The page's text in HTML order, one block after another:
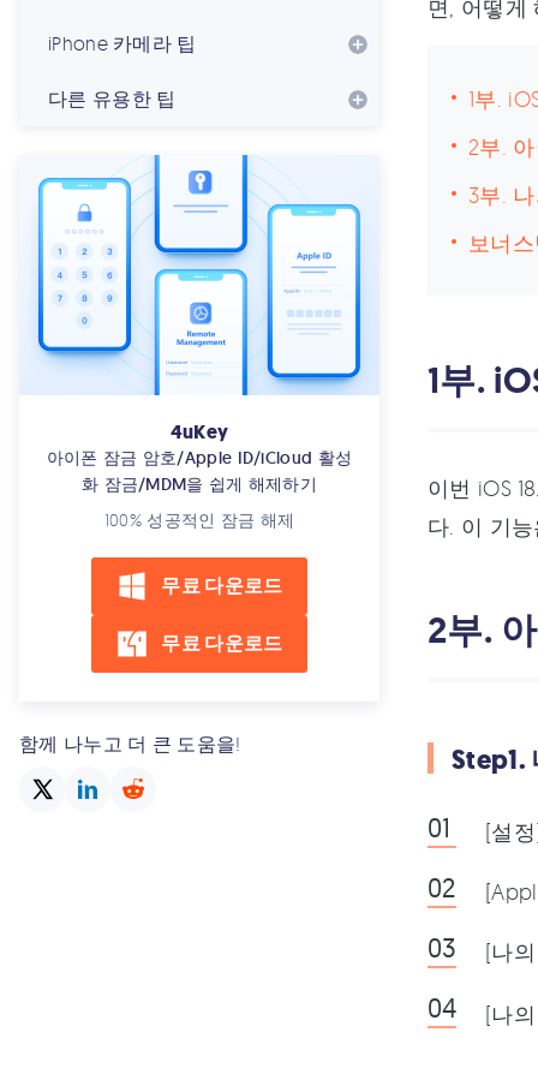
iPhone 카메라 팁
다른 유용한 팁
4uKey
아이폰 잠금 암호/Apple ID/iCloud 활성
화 잠금/MDM을 쉽게 해제하기
100% 성공적인 잠금 해제
무료 다운로드
무료 다운로드
함께 나누고 더 큰 도움을!
면, 어떻게
1부.
2부.
3부.
보너
1부.
이번 iOS
다. 이 기
2부.
Step1.
[설
[나
[나